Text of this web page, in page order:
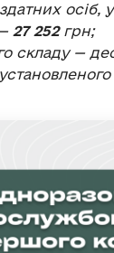
осіб,
27 252грн;
складу —